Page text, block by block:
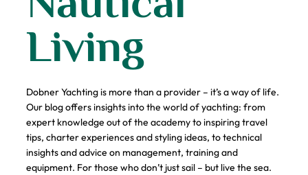
Living
Dobner Yachting is more than a provider – it’s a way of life.
Our blog offers insights into the world of yachting: from
expert knowledge out of the academy to inspiring travel
tips, charter experiences and styling ideas, to technical
insights and advice on management, training and
equipment. For those who don’t just sail – but live the sea.